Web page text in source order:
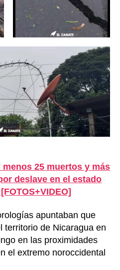
menos 25 muertos y más
deslave en el estado
apuntaban que
territorio de Nicaragua en
en las proximidades
el extremo noroccidental